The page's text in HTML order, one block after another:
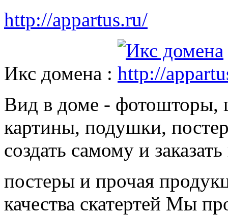
http://appartus.ru/
Икс домена :
Вид в доме - фотошторы,
картины, подушки,
создать самому и
постеры и прочая
качества скатертей Мы